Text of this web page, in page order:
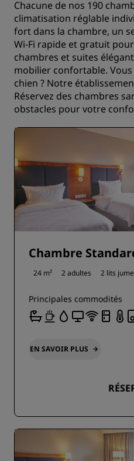
Chacune de nos 190
climatisation réglable
fort dans la chambre, un
Wi-Fi rapide et gratuit
chambres et suites
mobilier confortable.
chien ? Notre
Réservez des chambres
obstacles pour votre
Chambre
24 m² 2 adultes 2 lits
Principales commodités
EN SAVOIR PLUS